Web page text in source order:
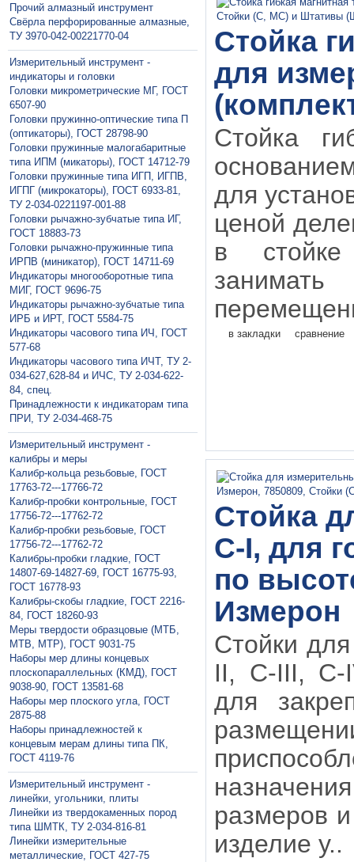
Прочий алмазный инструмент
Свёрла перфорированные алмазные,
ТУ 3970-042-00221770-04
Измерительный инструмент -
индикаторы и головки
Головки микрометрические МГ, ГОСТ
6507-90
Головки пружинно-оптические типа П
(оптикаторы), ГОСТ 28798-90
Головки пружинные малогабаритные
типа ИПМ (микаторы), ГОСТ 14712-79
Головки пружинные типа ИГП, ИГПВ,
ИГПГ (микрокаторы), ГОСТ 6933-81,
ТУ 2-034-0221197-001-88
Головки рычажно-зубчатые типа ИГ,
ГОСТ 18883-73
Головки рычажно-пружинные типа
ИРПВ (миникатор), ГОСТ 14711-69
Индикаторы многооборотные типа
МИГ, ГОСТ 9696-75
Индикаторы рычажно-зубчатые типа
ИРБ и ИРТ, ГОСТ 5584-75
Индикаторы часового типа ИЧ, ГОСТ
577-68
Индикаторы часового типа ИЧТ, ТУ 2-
034-627,628-84 и ИЧС, ТУ 2-034-622-
84, спец.
Принадлежности к индикаторам типа
ПРИ, ТУ 2-034-468-75
Измерительный инструмент -
калибры и меры
Калибр-кольца резьбовые, ГОСТ
17763-72---17766-72
Калибр-пробки контрольные, ГОСТ
17756-72---17762-72
Калибр-пробки резьбовые, ГОСТ
17756-72---17762-72
Калибры-пробки гладкие, ГОСТ
14807-69-14827-69, ГОСТ 16775-93,
ГОСТ 16778-93
Калибры-скобы гладкие, ГОСТ 2216-
84, ГОСТ 18260-93
Меры твердости образцовые (МТБ,
МТВ, МТР), ГОСТ 9031-75
Наборы мер длины концевых
плоскопараллельных (КМД), ГОСТ
9038-90, ГОСТ 13581-68
Наборы мер плоского угла, ГОСТ
2875-88
Наборы принадлежностей к
концевым мерам длины типа ПК,
ГОСТ 4119-76
Измерительный инструмент -
линейки, угольники, плиты
Линейки из твердокаменных пород
типа ШМТК, ТУ 2-034-816-81
Линейки измерительные
металлические, ГОСТ 427-75
Стойка
для
Стойка
для
ценой
в стойке
в закладки сравнение
Стойка
С-I, для
по
Измерон
Стойки
II, С-III, С-
для
размеров
изделие у..